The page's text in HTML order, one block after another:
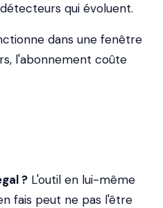
qui évoluent.
dans une fenêtre
l'abonnement coûte
? L'outil en lui-même
fais peut ne pas l'être